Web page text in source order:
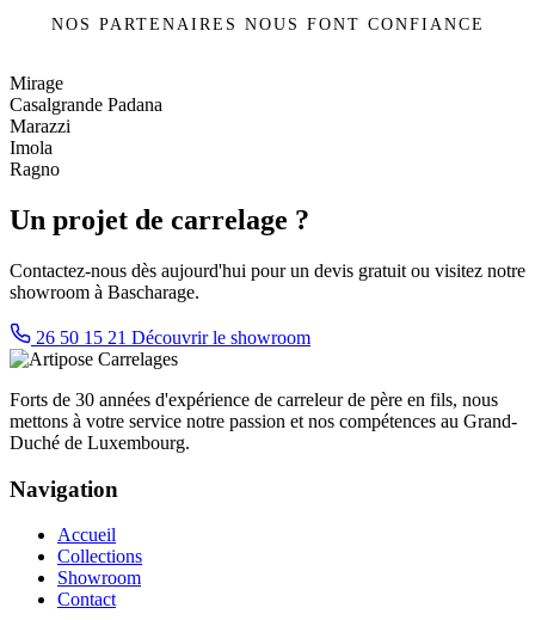
NOS PARTENAIRES NOUS FONT CONFIANCE
Mirage
Casalgrande Padana
Marazzi
Imola
Ragno
Un projet de carrelage ?
Contactez-nous dès aujourd'hui pour un devis gratuit ou visitez notre
showroom à Bascharage.
26 50 15 21 Découvrir le showroom
Forts de 30 années d'expérience de carreleur de père en fils, nous
mettons à votre service notre passion et nos compétences au Grand-
Duché de Luxembourg.
Navigation
Accueil
Collections
Showroom
Contact